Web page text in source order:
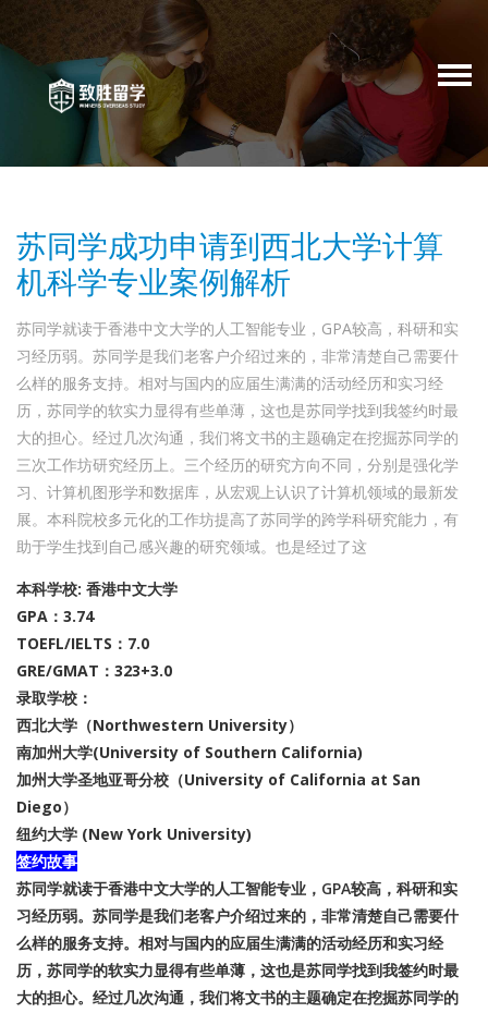
苏同学成功申请到西北大学计算
机科学专业案例解析
苏同学就读于香港中文大学的人工智能专业，GPA较高，科研和实
习经历弱。苏同学是我们老客户介绍过来的，非常清楚自己需要什
么样的服务支持。相对与国内的应届生满满的活动经历和实习经
历，苏同学的软实力显得有些单薄，这也是苏同学找到我签约时最
大的担心。经过几次沟通，我们将文书的主题确定在挖掘苏同学的
三次工作坊研究经历上。三个经历的研究方向不同，分别是强化学
习、计算机图形学和数据库，从宏观上认识了计算机领域的最新发
展。本科院校多元化的工作坊提高了苏同学的跨学科研究能力，有
助于学生找到自己感兴趣的研究领域。也是经过了这
本科学校: 香港中文大学
GPA：3.74
TOEFL/IELTS：7.0
GRE/GMAT：323+3.0
录取学校：
西北大学（Northwestern University）
南加州大学(University of Southern California)
加州大学圣地亚哥分校（University of California at San
Diego）
纽约大学 (New York University)
签约故事
苏同学就读于香港中文大学的人工智能专业，GPA较高，科研和实
习经历弱。苏同学是我们老客户介绍过来的，非常清楚自己需要什
么样的服务支持。相对与国内的应届生满满的活动经历和实习经
历，苏同学的软实力显得有些单薄，这也是苏同学找到我签约时最
大的担心。经过几次沟通，我们将文书的主题确定在挖掘苏同学的